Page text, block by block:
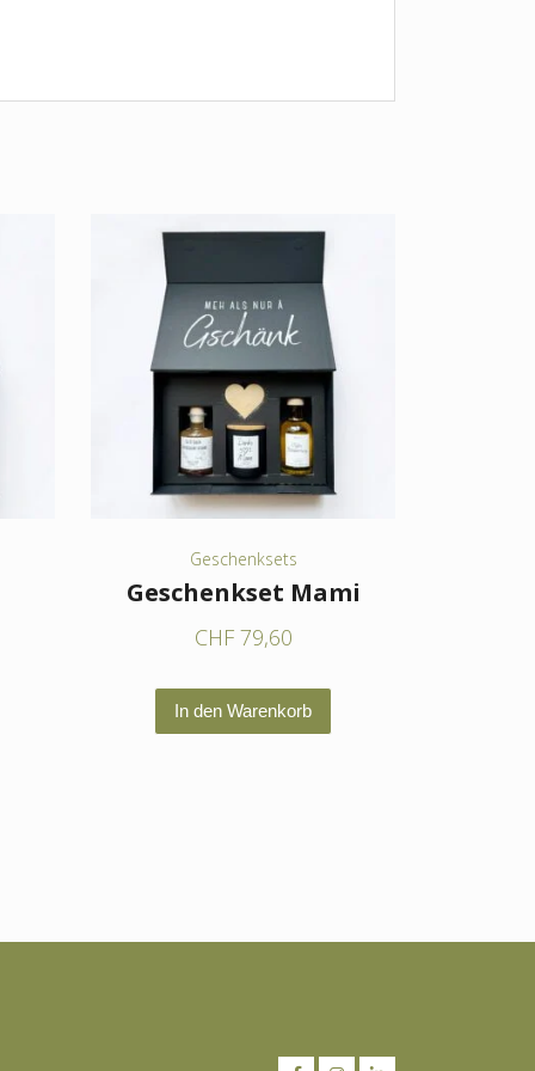
Geschenksets
Geschenkset Mami
CHF79,60
In den Warenkorb